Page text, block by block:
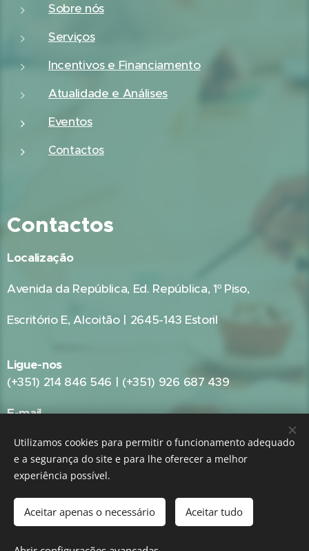
Sobre nós
Serviços
Incentivos e Financiamento
Atualidade e Análises
Eventos
Contactos
Contactos
Localização
Avenida da República, Ed. República, 1º Piso,
Escritório E, Alcoitão | 2645-143 Estoril
Ligue-nos
(+351) 214 846 546 | (+351) 926 687 439
E-mail
Gestão Pública e Consultoria Autárquica
Utilizamos cookies para permitir o funcionamento adequado
e a segurança do site e para lhe oferecer a melhor
experiência possível.
Aceitar apenas o necessário Aceitar tudo